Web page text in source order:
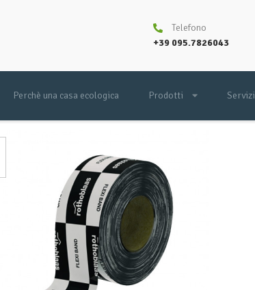
Telefono
+39 095.7826043
Perchè una casa ecologica Prodotti Servizi